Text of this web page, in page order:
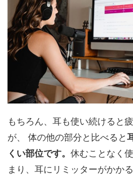
もちろん、耳も使い続けると
が、 体の他の部分と比べると
くい部位です。 休むことなく
まり、耳にリミッターがかか